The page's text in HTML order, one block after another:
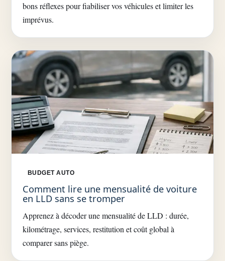
bons réflexes pour fiabiliser vos véhicules et limiter les
imprévus.
BUDGET AUTO
Comment lire une mensualité de voiture
en LLD sans se tromper
Apprenez à décoder une mensualité de LLD : durée,
kilométrage, services, restitution et coût global à
comparer sans piège.